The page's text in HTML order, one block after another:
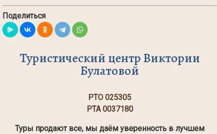
Поделиться
Туристический центр Виктории
Булатовой
РТО 025305
РТА 0037180
Туры продают все, мы даём уверенность в лучшем